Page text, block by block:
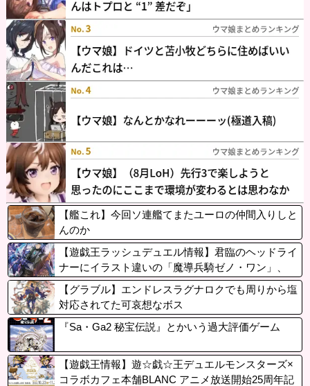
【艦これ】今回ソ連艦てまたユーロの仲間入りしと
んのか
【遊戯王ラッシュデュエル情報】君臨のヘッドライ
ナーにイラスト違いの「魔導兵騎ゼノ・ワン」、
「救惺の轟拳 フィスト」が収録決定！
【グラブル】エンドレスラグナロクでも周りから塩
対応されてた可哀想なボス
『Sa・Ga2 秘宝伝説』とかいう過大評価ゲーム
【遊戯王情報】遊☆戯☆王デュエルモンスターズ×
コラボカフェ本舗BLANC アニメ放送開始25周年記